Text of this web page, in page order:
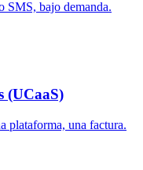
bajo demanda.
(UCaaS)
plataforma, una factura.